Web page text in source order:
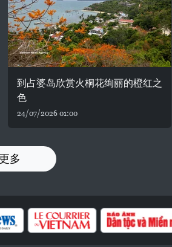
到占婆岛欣赏火桐花绚丽的橙红之
色
24/07/2026 01:00
多